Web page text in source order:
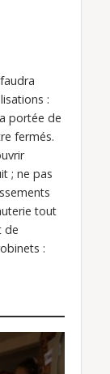
:
portée de
fermés.
; ne pas
tout
de
: